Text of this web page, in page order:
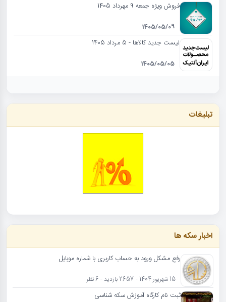
فروش ویژه جمعه 9 مهرداد 1405
1405/05/09
لیست جدید کالاها - 5 مرداد 1405
1405/05/05
تبلیغات
اخبار سکه ها
رفع مشکل ورود به حساب کاربری با شماره موبایل
15 شهریور 1404 - 2657 بازدید - 6 نظر
ثبت نام کارگاه آموزش سکه شناسی